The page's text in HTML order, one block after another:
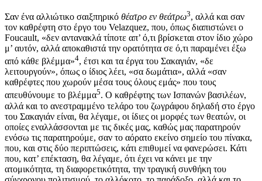
Σαν ένα αλλιώτικο σαιξπηρικό θέατρο εν θεάτρω3, αλλά και σαν
τον καθρέφτη στο έργο του Velazquez, που, όπως διαπιστώνει ο
Foucault, «δεν αντανακλά τίποτε απ’ ό,τι βρίσκεται στον ίδιο χώρο
μ’ αυτόν, αλλά αποκαθιστά την ορατότητα σε ό,τι παραμένει έξω
από κάθε βλέμμα»4, έτσι και τα έργα του Σακαγιάν, «δε
λειτουργούν», όπως ο ίδιος λέει, «σα δωμάτια», αλλά «σαν
καθρέφτες που χωρούν μέσα τους όλους εμάς» που τους
απευθύνουμε το βλέμμα5. Ο καθρέφτης των Ισπανών βασιλέων,
αλλά και το ανεστραμμένο τελάρο του ζωγράφου δηλαδή στο έργο
του Σακαγιάν είναι, θα λέγαμε, οι ίδιες οι μορφές των θεατών, οι
οποίες εναλλάσσονται με τις δικές μας, καθώς μας παρατηρούν
ενόσω τις παρατηρούμε, σαν το αόρατο εκείνο σημείο του πίνακα,
που, και στις δύο περιπτώσεις, κάτι επιθυμεί να φανερώσει. Κάτι
που, κατ’ επέκταση, θα λέγαμε, ότι έχει να κάνει με την
ατομικότητα, τη διαφορετικότητα, την τραγική συνθήκη του